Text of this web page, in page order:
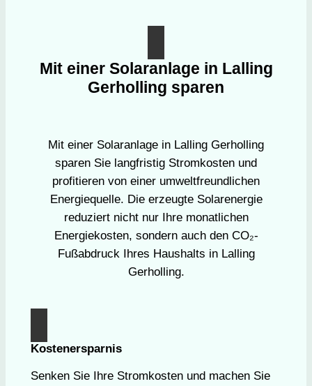
Mit einer Solaranlage in Lalling
Gerholling sparen
Mit einer Solaranlage in Lalling Gerholling
sparen Sie langfristig Stromkosten und
profitieren von einer umweltfreundlichen
Energiequelle. Die erzeugte Solarenergie
reduziert nicht nur Ihre monatlichen
Energiekosten, sondern auch den CO₂-
Fußabdruck Ihres Haushalts in Lalling
Gerholling.
Kostenersparnis
Senken Sie Ihre Stromkosten und machen Sie